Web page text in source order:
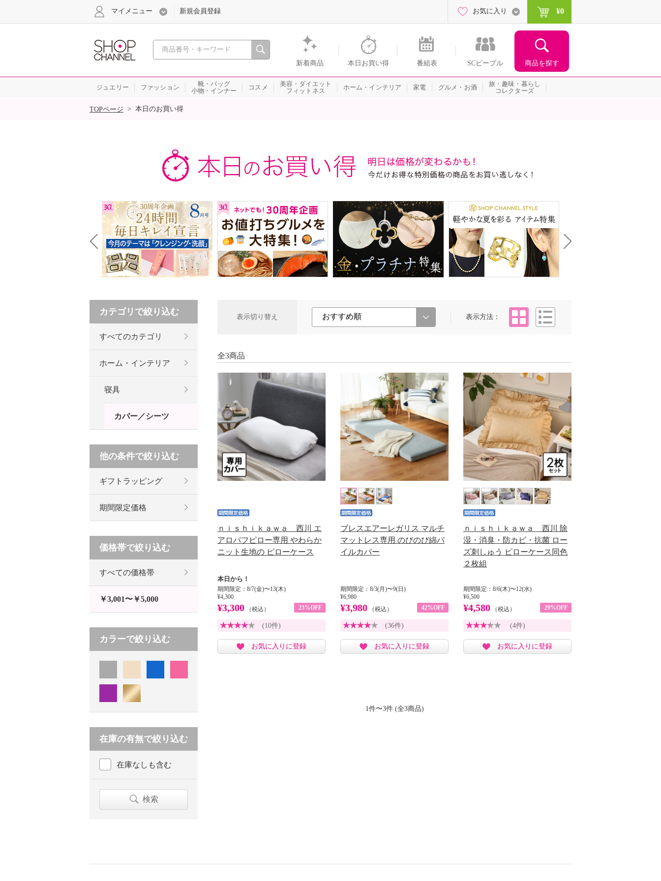
心おどる、瞬間を。通販・テレビショッピングのショップチャンネル
新着商品 本日お買い得 番組表 SCピープル 商品を探す
マイメニュー 新規会員登録 お気に入り ¥0
ジュエリー ファッション
靴・バッグ
小物・インナー
コスメ
美容・ダイエット
フィットネス
ホーム・インテリア 家電 グルメ・お酒
旅・趣味・暮らし
コレクターズ
SALE
TOPページ > 本日のお買い得
表示切り替え 表示方法
タイル
全3商品
ｎｉｓｈｉｋａｗａ 西川 エ
アロパフピロー専用 やわらか
ニット生地の ピローケース
本日から！
期間限定：8/7(金)〜13(木)
¥4,300
¥3,300 （税込） 23%OFF
(10件)
お気に入りに登録
ブレスエアーレガリス マルチ
マットレス専用 のびのび綿パ
イルカバー
期間限定：8/3(月)〜9(日)
¥6,980
¥3,980 （税込） 42%OFF
(36件)
お気に入りに登録
ｎｉｓｈｉｋａｗａ 西川 除
湿・消臭・防カビ・抗菌 ロー
ズ刺しゅう ピローケース同色
２枚組
期間限定：8/6(木)〜12(水)
¥6,500
¥4,580 （税込） 29%OFF
(4件)
お気に入りに登録
1件〜3件 (全3商品)
カテゴリで絞り込む
すべてのカテゴリ
ホーム・インテリア
寝具
カバー／シーツ
他の条件で絞り込む
ギフトラッピング
期間限定価格
価格帯で絞り込む
すべての価格帯
￥3,001〜￥5,000
カラーで絞り込む
在庫の有無で絞り込む
在庫なしも含む
検索